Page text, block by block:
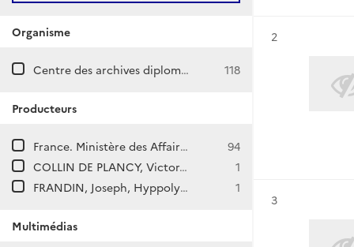
Organisme
Centre des archives diplomatiques de La Courneuve 118
Producteurs
France. Ministère des Affaires étrangères. Direction générale des Affaires politiques et de Sécurité. Direction d'Asie et d'Océanie.
94
COLLIN DE PLANCY, Victor, Emile, Marie, Joseh
1
FRANDIN, Joseph, Hyppolyte
1
Multimédias
Résultat n°
2
Résultat n°
3